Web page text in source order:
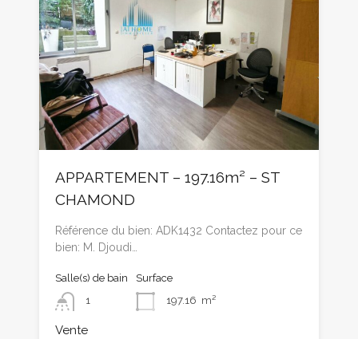
APPARTEMENT – 197.16m² – ST
CHAMOND
Référence du bien: ADK1432 Contactez pour ce
bien: M. Djoudi…
Salle(s) de bain
1
Surface
197.16 m²
Vente